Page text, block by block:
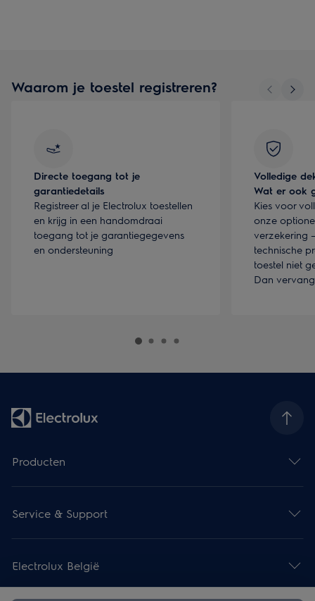
Waarom je toestel registreren?
Directe toegang tot je
garantiedetails
Registreer al je Electrolux toestellen
en krijg in een handomdraai
toegang tot je garantiegegevens
en ondersteuning
Volledige
Wat er ook
Kies voor
onze
verzekering
technische
toestel niet
Dan
Producten
Service & Support
Electrolux België